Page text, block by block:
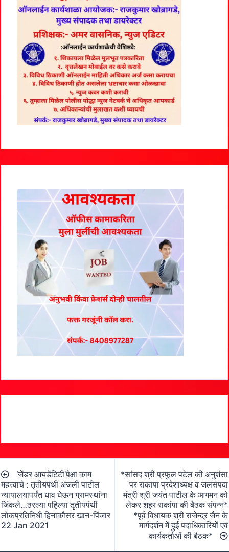
navigation
‘जेंडर आयडेंटिटी’पेक्षा काम
महत्त्वाचे : तृतीयपंथी अंजली पाटील
न्यायालयापर्यंत धाव घेऊन ग्रामस्थांना
जिंकले…ठरल्या पहिल्या तृतीयपंथी
लोकप्रतिनिधी हिनाकौसर खान-पिंजार
22 Jan 2021
*सांसद श्री प्रफुल पटेल की अनुशंसा
पर राकांपा प्रदेशाध्यक्ष व जलसंपदा
मंत्री श्री जयंत पाटील के आगमन को
लेकर शहर राकांपा की बैठक संपन्न*
*पूर्व विधायक श्री राजेन्द्र जैन के
मार्गदर्शन में हुई पदाधिकारियों एवं
कार्यकर्ताओं की बैठक*